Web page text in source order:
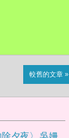
較舊的文章 »